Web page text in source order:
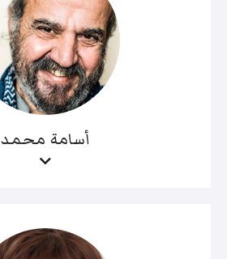
أسامة محمد